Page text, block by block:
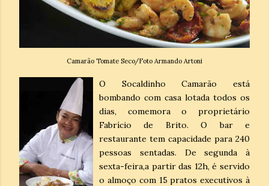
Camarão Tomate Seco/Foto Armando Artoni
O Socaldinho Camarão está
bombando com casa lotada todos os
dias, comemora o proprietário
Fabrício de Brito. O bar e
restaurante tem capacidade para 240
pessoas sentadas. De segunda à
sexta-feira,a partir das 12h, é servido
o almoço com 15 pratos executivos à